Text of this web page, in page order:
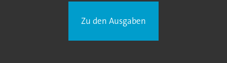
Zu den Ausgaben